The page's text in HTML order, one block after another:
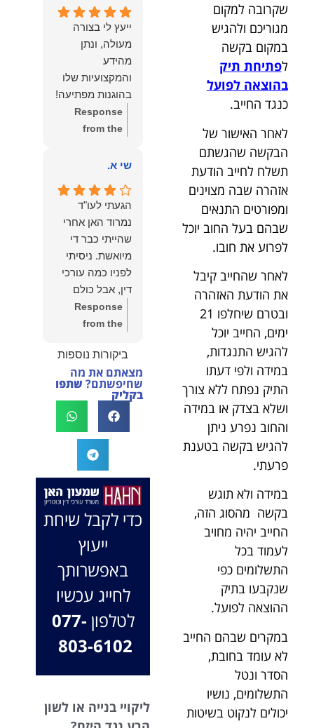
שקרובה למקום
מגוריכם ולהגיש
במקום בקשה
לפתיחת תיק
בהוצאה לפועל
כנגד החייב.
לאחר האישור של
הבקשה שהגשתם
תשלח לחייב הודעת
אזהרה שבה מצוינים
ומפורטים התנאים
שבהם בעל החוב יוכל
לפרוע את חובו.
לאחר שהחייב קיבל
את הודעת האזהרה
ובטרם שיחלפו 21
ימים, החייב יוכל
להגיש התנגדות,
במידה ולפי דעתו
התיק נפתח ללא צורך
ושלא בצדק או במידה
והחוב נפרע ניתן
להגיש בקשה בטענת
פרעתי.
במידה ולא תוגש
בקשה מהסוג הזה,
החייב יהיה מחויב
לעמוד בכל
התשלומים כפי
שנקבעו בתיק
ההוצאה לפועל.
במקרים שבהם החייב
לא עומד בחובת,
הסדר ונטל
התשלומים, נושיו
יכולים לנקוט בשיטות
.והצגת אמת
.תודה לכם תמיד
תשאירו לי אור
בעניים .
והחמות! כיף
גדול לשמוע
שהרגשת בידיים
טובות. בשביל
הצוות שלנו זה
שווה את הכל.
נשמח תמיד
לעמוד לרשותך!
משרד עורכי דין
ונוטריון
ייעץ לי בצורה
מעולה, ונתן
מהידע
והמקצועיות שלו
בהוגנות מפתיעה!
Response
from the
יהודה, תודה
שמחנו מאוד
לשמוע שהייעוץ
עזר לך ושהיית
מרוצה.
מבחינתנו הוגנות
ומקצועיות הן
מעל הכל. נשמח
תמיד לעמוד
לרשותך בהמשך
שי א.
הגעתי לעו"ד
נמרוד האן אחרי
שהייתי כבר די
מיואשת. ניסיתי
לפניו כמה עורכי
דין, אבל כולם
נרתעו כי היה
מדובר בנושא
וסירבו לקחת
אותו.לאחר
שסיפרתי בקצרה
המקרה, הוא
החליט לייצג אותי
בלי לחשוב
פעמיים, הקשיב
לי ולקח את התיק
שלי פרו בונו מכל
הלב.
Response
from the
רבה על המילים
החמות ועל
האמון. שמחנו
לעמוד לצידך,
במיוחד בתיק לא
פשוט, ומאחלים
לך המון הצלחה
בהמשך. תמיד
כאן בשבילך.
בברכה, משרד
עו"ד שמעון האן
ונוטריון
ביקורות נוספות
מצאתם את מה
שחיפשתם? שתפו
בקליק
כדי לקבל שיחת
ייעוץ
באפשרותך
לחייג עכשיו
לטלפון 077-
803-6102
ליקויי בנייה או לשון